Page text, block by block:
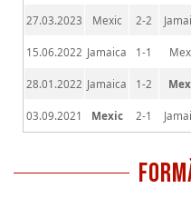
27.03.2023 Mexic 2-2
15.06.2022 Jamaica 1-1
28.01.2022 Jamaica 1-2
03.09.2021 Mexic 2-1